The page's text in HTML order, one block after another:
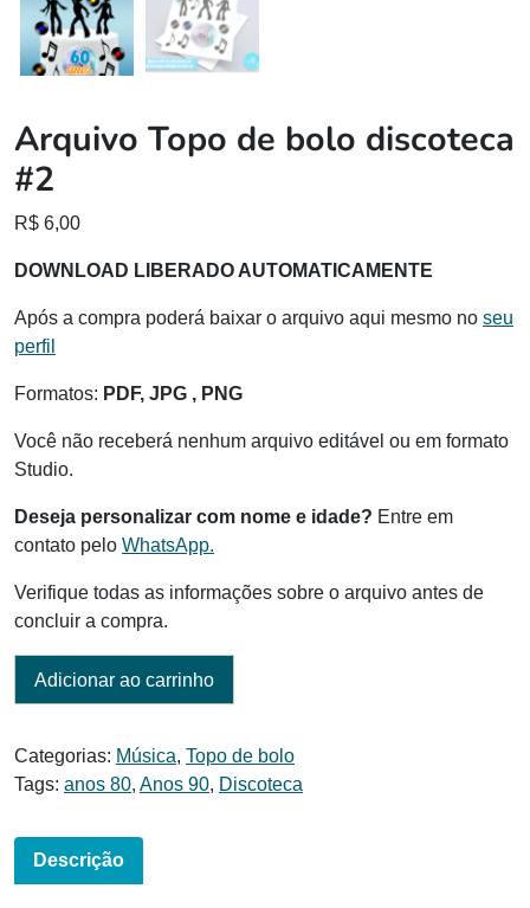
Arquivo Topo de bolo discoteca
#2
R$ 6,00
DOWNLOAD LIBERADO AUTOMATICAMENTE
Após a compra poderá baixar o arquivo aqui mesmo no seu
perfil
Formatos: PDF, JPG , PNG
Você não receberá nenhum arquivo editável ou em formato
Studio.
Deseja personalizar com nome e idade? Entre em
contato pelo WhatsApp.
Verifique todas as informações sobre o arquivo antes de
concluir a compra.
Adicionar ao carrinho
Categorias: Música, Topo de bolo
Tags: anos 80, Anos 90, Discoteca
Descrição